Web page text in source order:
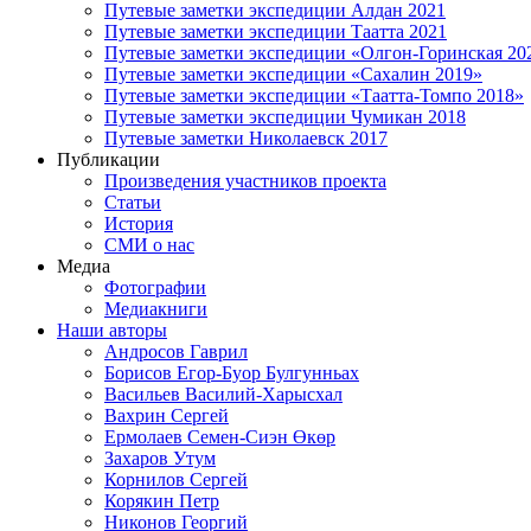
Путевые заметки экспедиции Алдан 2021
Путевые заметки экспедиции Таатта 2021
Путевые заметки экспедиции «Олгон-Горинская
Путевые заметки экспедиции «Сахалин 2019»
Путевые заметки экспедиции «Таатта-Томпо 2018»
Путевые заметки экспедиции Чумикан 2018
Путевые заметки Николаевск 2017
Публикации
Произведения участников проекта
Статьи
История
СМИ о нас
Медиа
Фотографии
Медиакниги
Наши авторы
Андросов Гаврил
Борисов Егор-Буор Булгунньах
Васильев Василий-Харысхал
Вахрин Сергей
Ермолаев Семен-Сиэн Өкөр
Захаров Утум
Корнилов Сергей
Корякин Петр
Никонов Георгий